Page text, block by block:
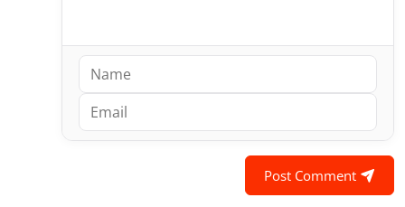
Post Comment